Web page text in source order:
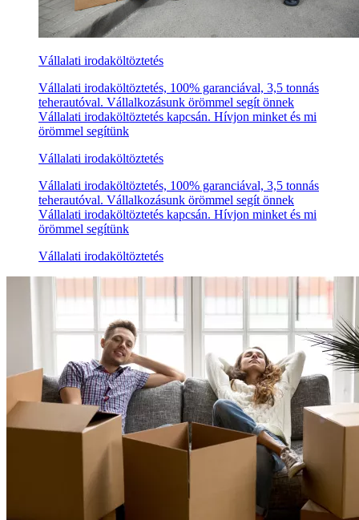
Vállalati irodaköltöztetés
Vállalati irodaköltöztetés, 100% garanciával, 3,5 tonnás
teherautóval. Vállalkozásunk örömmel segít önnek
Vállalati irodaköltöztetés kapcsán. Hívjon minket és mi
örömmel segítünk
Vállalati irodaköltöztetés
Vállalati irodaköltöztetés, 100% garanciával, 3,5 tonnás
teherautóval. Vállalkozásunk örömmel segít önnek
Vállalati irodaköltöztetés kapcsán. Hívjon minket és mi
örömmel segítünk
Vállalati irodaköltöztetés